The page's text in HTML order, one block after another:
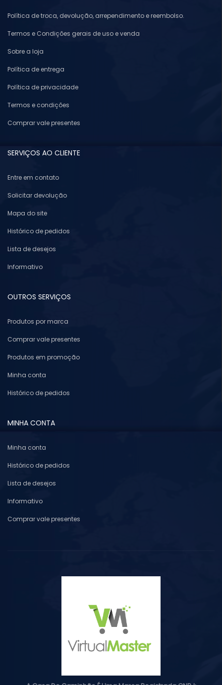
Política de troca, devolução, arrependimento e reembolso.
Termos e Condições gerais de uso e venda
Sobre a loja
Política de entrega
Política de privacidade
Termos e condições
Comprar vale presentes
SERVIÇOS AO CLIENTE
Entre em contato
Solicitar devolução
Mapa do site
Histórico de pedidos
Lista de desejos
Informativo
OUTROS SERVIÇOS
Produtos por marca
Comprar vale presentes
Produtos em promoção
Minha conta
Histórico de pedidos
MINHA CONTA
Minha conta
Histórico de pedidos
Lista de desejos
Informativo
Comprar vale presentes